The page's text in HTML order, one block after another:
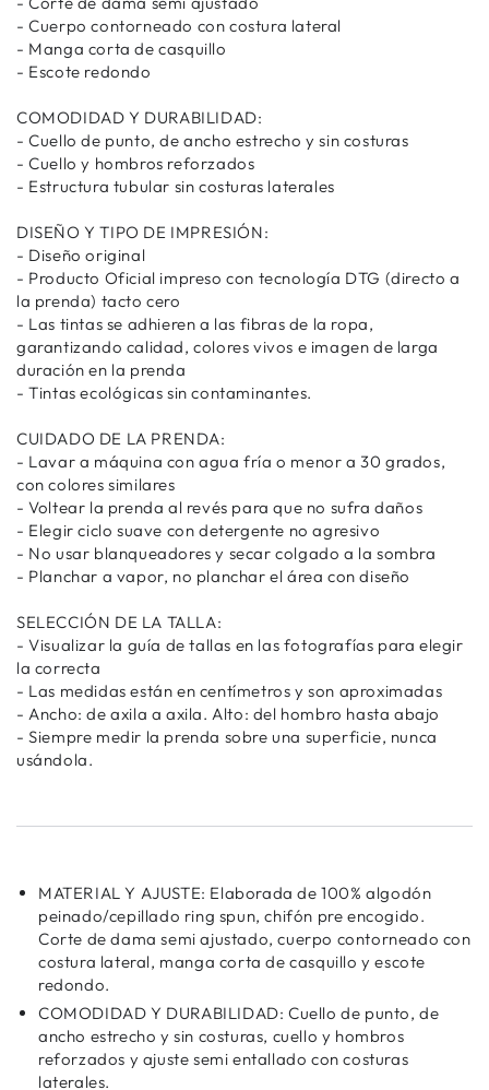
- Cuerpo contorneado con costura lateral
- Manga corta de casquillo
- Escote redondo
COMODIDAD Y DURABILIDAD:
- Cuello de punto, de ancho estrecho y sin costuras
- Cuello y hombros reforzados
- Estructura tubular sin costuras laterales
DISEÑO Y TIPO DE IMPRESIÓN:
- Diseño original
- Producto Oficial impreso con tecnología DTG (directo a
la prenda) tacto cero
- Las tintas se adhieren a las fibras de la ropa,
garantizando calidad, colores vivos e imagen de larga
duración en la prenda
- Tintas ecológicas sin contaminantes.
CUIDADO DE LA PRENDA:
- Lavar a máquina con agua fría o menor a 30 grados,
con colores similares
- Voltear la prenda al revés para que no sufra daños
- Elegir ciclo suave con detergente no agresivo
- No usar blanqueadores y secar colgado a la sombra
- Planchar a vapor, no planchar el área con diseño
SELECCIÓN DE LA TALLA:
- Visualizar la guía de tallas en las fotografías para elegir
la correcta
- Las medidas están en centímetros y son aproximadas
- Ancho: de axila a axila. Alto: del hombro hasta abajo
- Siempre medir la prenda sobre una superficie, nunca
usándola.
MATERIAL Y AJUSTE: Elaborada de 100% algodón
peinado/cepillado ring spun, chifón pre encogido.
Corte de dama semi ajustado, cuerpo contorneado con
costura lateral, manga corta de casquillo y escote
redondo.
COMODIDAD Y DURABILIDAD: Cuello de punto, de
ancho estrecho y sin costuras, cuello y hombros
reforzados y ajuste semi entallado con costuras
laterales.